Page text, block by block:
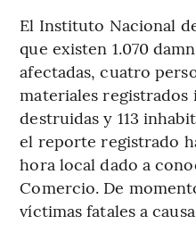
El Instituto Nacional
que existen 1.070
afectadas, cuatro
materiales registrados
destruidas y 113
el reporte registrado
hora local dado a
Comercio. De
víctimas fatales a